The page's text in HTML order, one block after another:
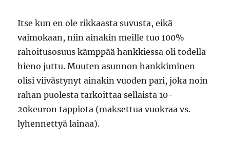
Itse kun en ole rikkaasta suvusta, eikä
vaimokaan, niin ainakin meille tuo 100%
rahoitusosuus kämppää hankkiessa oli todella
hieno juttu. Muuten asunnon hankkiminen
olisi viivästynyt ainakin vuoden pari, joka noin
rahan puolesta tarkoittaa sellaista 10-
20keuron tappiota (maksettua vuokraa vs.
lyhennettyä lainaa).